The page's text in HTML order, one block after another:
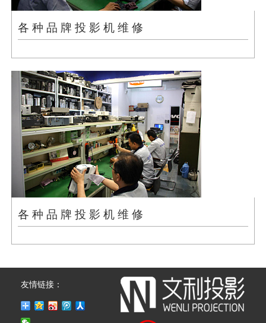
各 种 品 牌 投 影 机 维 修
各 种 品 牌 投 影 机 维 修
友情链接：